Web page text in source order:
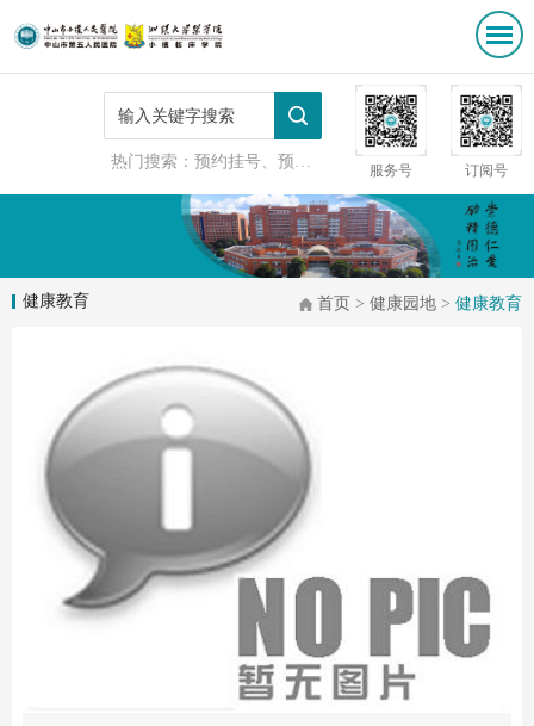
热门搜索：预约挂号、预防接种 服务号 订阅号
首页 > 健康园地 > 健康教育
健康教育